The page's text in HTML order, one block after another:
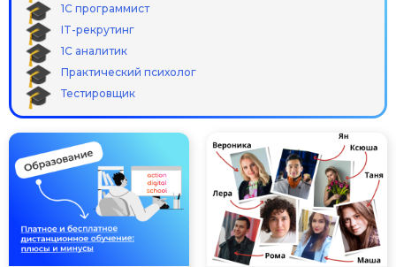
1С программист
IT-рекрутинг
1С аналитик
Практический психолог
Тестировщик